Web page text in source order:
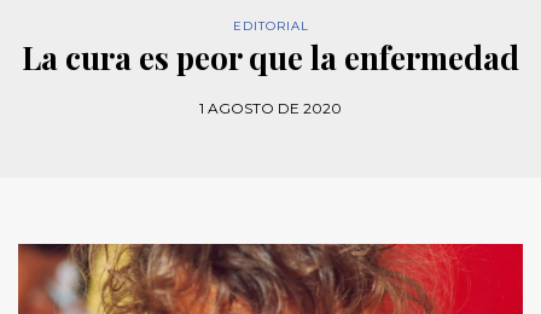
EDITORIAL
La cura es peor que la enfermedad
1 AGOSTO DE 2020